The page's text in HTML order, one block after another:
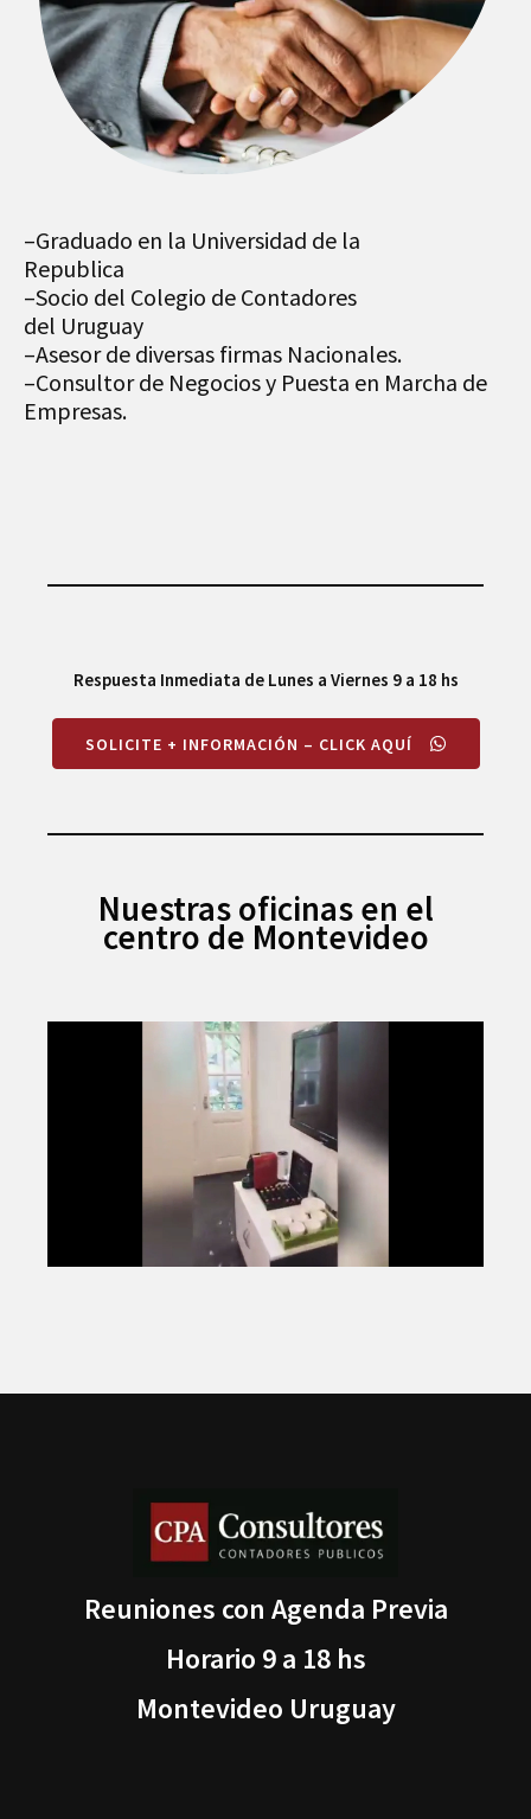
–Graduado en la Universidad de la
Republica
–Socio del Colegio de Contadores
del Uruguay
–Asesor de diversas firmas Nacionales.
–Consultor de Negocios y Puesta en Marcha de
Empresas.
Respuesta Inmediata de Lunes a Viernes 9 a 18 hs
SOLICITE + INFORMACIÓN – CLICK AQUÍ
Nuestras oficinas en el
centro de Montevideo
Reuniones con Agenda Previa
Horario 9 a 18 hs
Montevideo Uruguay